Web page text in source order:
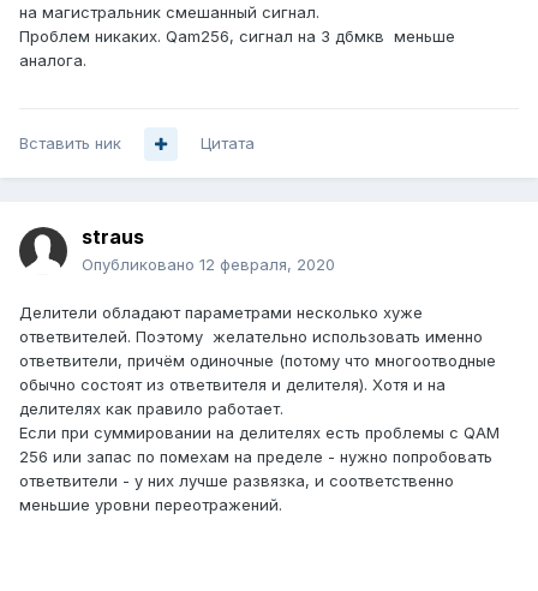
на магистральник смешанный сигнал.
Проблем никаких. Qam256, сигнал на 3 дбмкв меньше
аналога.
Вставить ник Цитата
straus
Опубликовано 12 февраля, 2020
Делители обладают параметрами несколько хуже
ответвителей. Поэтому желательно использовать именно
ответвители, причём одиночные (потому что многоотводные
обычно состоят из ответвителя и делителя). Хотя и на
делителях как правило работает.
Если при суммировании на делителях есть проблемы с QAM
256 или запас по помехам на пределе - нужно попробовать
ответвители - у них лучше развязка, и соответственно
меньшие уровни переотражений.